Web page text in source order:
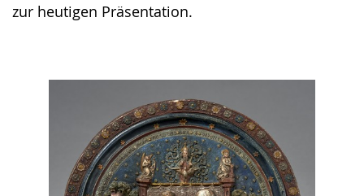
zur heutigen Präsentation.